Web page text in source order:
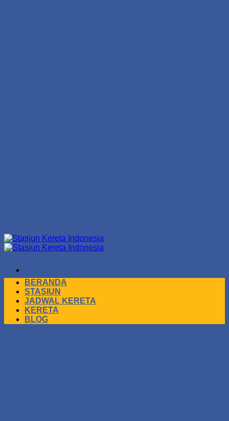
Skip
to
BERANDA
STASIUN
JADWAL KERETA
KERETA
BLOG